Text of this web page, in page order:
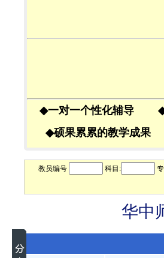
◆一对一个性化辅导
◆硕果累累的教学成果
教员编号 科目:
华中